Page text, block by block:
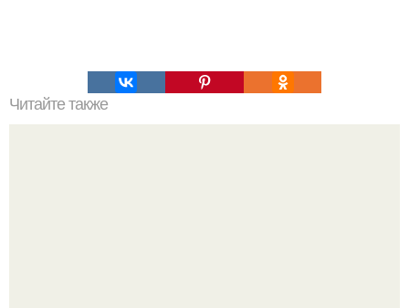
Читайте также